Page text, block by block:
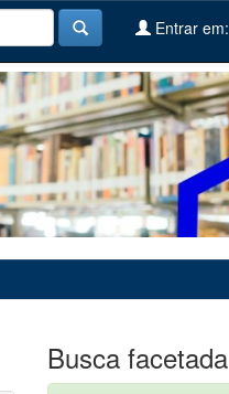
Entrar em:
Busca facetada